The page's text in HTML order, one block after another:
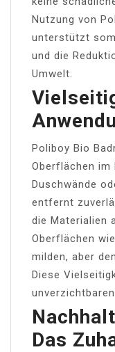
Nutzung von
unterstützt
und die
Umwelt.
Poliboy Bio
Oberflächen im
Duschwände
entfernt
die Materialien
Oberflächen
milden, aber
Diese
Das